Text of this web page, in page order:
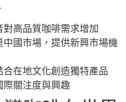
對高品質咖啡需求增加
中國市場，提供新興市場機
合在地文化創造獨特產品
際關注度與興趣